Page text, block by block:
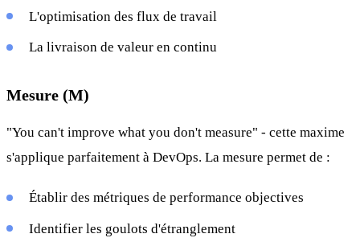
L'optimisation des flux de travail
La livraison de valeur en continu
Mesure (M)
"You can't improve what you don't measure" - cette maxime
s'applique parfaitement à DevOps. La mesure permet de :
Établir des métriques de performance objectives
Identifier les goulots d'étranglement